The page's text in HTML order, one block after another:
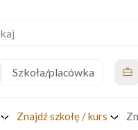
Szkoła/placówka
Znajdź szkołę / kurs